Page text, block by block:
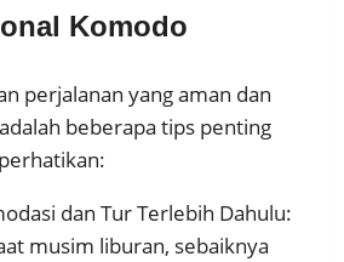
Komodo
perjalanan yang aman dan
beberapa tips penting
dan Tur Terlebih Dahulu:
musim liburan, sebaiknya